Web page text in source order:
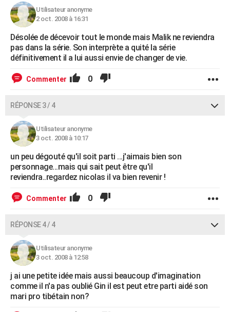
FORUM
Bricolage
Lifestyle
Culture
Sport
Auto
Television
Voyage
Cinema
Utilisateur anonyme
2 oct. 2008 à 16:31
Désolée de décevoir tout le monde mais Malik ne reviendra
pas dans la série. Son interprète a quité la série
définitivement il a lui aussi envie de changer de vie.
Commenter 0
RÉPONSE 3 / 4
Utilisateur anonyme
3 oct. 2008 à 10:17
un peu dégouté qu'il soit parti ...j'aimais bien son
personnage...mais qui sait peut être qu'il
reviendra..regardez nicolas il va bien revenir !
Commenter 0
RÉPONSE 4 / 4
Utilisateur anonyme
3 oct. 2008 à 12:58
j ai une petite idée mais aussi beaucoup d'imagination
comme il n'a pas oublié Gin il est peut etre parti aidé son
mari pro tibétain non?